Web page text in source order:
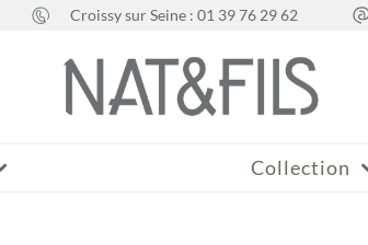
Croissy sur Seine : 01 39 76 29 62
Collection